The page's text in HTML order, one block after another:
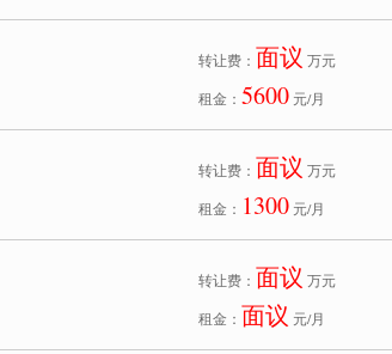
转让费： 面议 万元
租金： 5600 元/月
转让费： 面议 万元
租金： 1300 元/月
转让费： 面议 万元
租金： 面议 元/月